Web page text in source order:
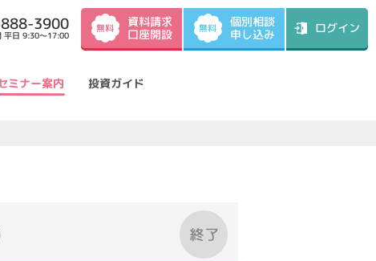
3900
平日 9:30～17:00
無料 資料請求
口座開設 無料 個別相談
申し込み ログイン
ミナー案内 投資ガイド